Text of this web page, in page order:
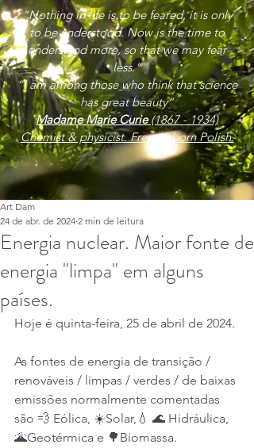
“Nothing in life is to be feared, it is only
to be understood. Now is the time to
understand more, so that we may fear
less.”
“I am among those who think that science
has great beauty”
Madame Marie Curie(1867 - 1934)
Chemist & physicist. French, born Polish.
Energia nuclear. Maior fonte de
energia "limpa" em alguns
países.
Art Dam
24 de abr. de 2024 2 min de leitura
Hoje é quinta-feira, 25 de abril de 2024.
As fontes de energia de transição /
renováveis ​​/ limpas / verdes / de baixas
emissões normalmente comentadas
são 💨 Eólica, ☀️Solar,💧 🌊 Hidráulica,
🌋Geotérmica e 🌳Biomassa.